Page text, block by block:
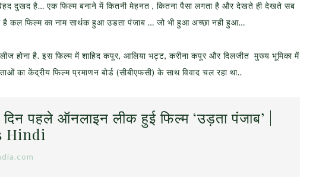
दुखद है… एक फिल्म बनाने में कितनी मेहनत , कितना पैसा लगता है और देखते ही देखते सब
कल फिल्म का नाम सार्थक हुआ उडता पंजाब … जो भी हुआ अच्छा नही हुआ…
होना है. इस फिल्म में शाहिद कपूर, आलिया भट्ट, करीना कपूर और दिलजीत मुख्य भूमिका में
का केंद्रीय फिल्म प्रमाणन बोर्ड (सीबीएफसी) के साथ विवाद चल रहा था..
दिन पहले ऑनलाइन लीक हुई फिल्म ‘उड़ता पंजाब’ |
Hindi